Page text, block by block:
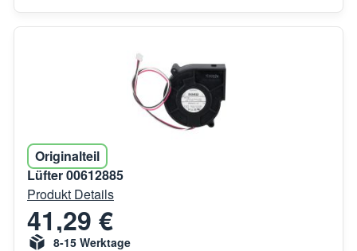
Originalteil
Lüfter 00612885
Produkt Details
41,29 €
8-15 Werktage